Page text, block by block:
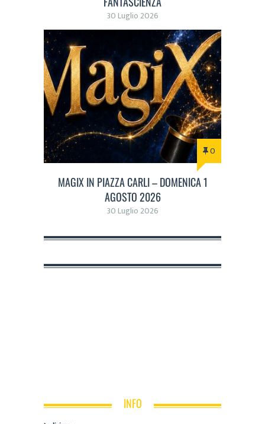
30 Luglio 2026
0
MAGIX IN PIAZZA CARLI – DOMENICA 1
AGOSTO 2026
30 Luglio 2026
INFO